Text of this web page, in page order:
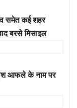
समेत कई शहर
बरसे मिसाइल
आफले के नाम पर